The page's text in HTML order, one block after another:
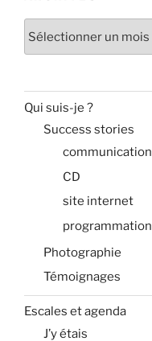
Qui suis-je ?
Success stories
communication
CD
site internet
programmation
Photographie
Témoignages
Escales et agenda
J’y étais